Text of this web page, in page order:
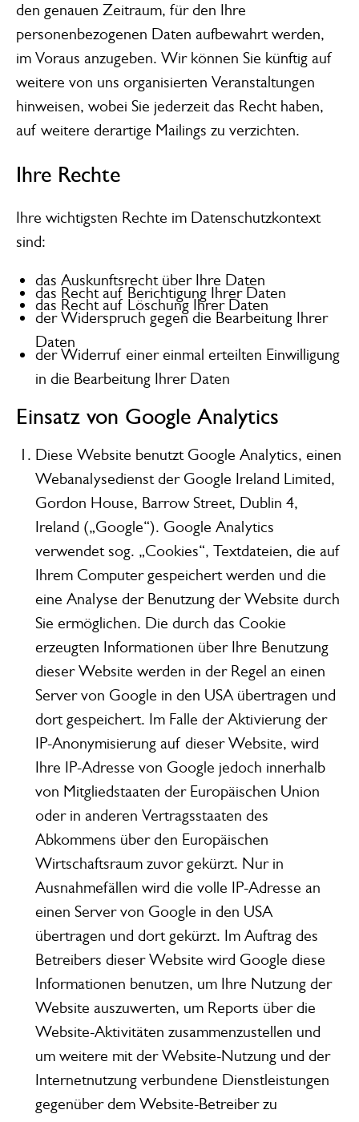
den genauen Zeitraum, für den Ihre
personenbezogenen Daten aufbewahrt werden,
im Voraus anzugeben. Wir können Sie künftig auf
weitere von uns organisierten Veranstaltungen
hinweisen, wobei Sie jederzeit das Recht haben,
auf weitere derartige Mailings zu verzichten.
Ihre Rechte
Ihre wichtigsten Rechte im Datenschutzkontext
sind:
das Auskunftsrecht über Ihre Daten
das Recht auf Berichtigung Ihrer Daten
das Recht auf Löschung Ihrer Daten
der Widerspruch gegen die Bearbeitung Ihrer
Daten
der Widerruf einer einmal erteilten Einwilligung
in die Bearbeitung Ihrer Daten
Einsatz von Google Analytics
Diese Website benutzt Google Analytics, einen
Webanalysedienst der Google Ireland Limited,
Gordon House, Barrow Street, Dublin 4,
Ireland („Google“). Google Analytics
verwendet sog. „Cookies“, Textdateien, die auf
Ihrem Computer gespeichert werden und die
eine Analyse der Benutzung der Website durch
Sie ermöglichen. Die durch das Cookie
erzeugten Informationen über Ihre Benutzung
dieser Website werden in der Regel an einen
Server von Google in den USA übertragen und
dort gespeichert. Im Falle der Aktivierung der
IP-Anonymisierung auf dieser Website, wird
Ihre IP-Adresse von Google jedoch innerhalb
von Mitgliedstaaten der Europäischen Union
oder in anderen Vertragsstaaten des
Abkommens über den Europäischen
Wirtschaftsraum zuvor gekürzt. Nur in
Ausnahmefällen wird die volle IP-Adresse an
einen Server von Google in den USA
übertragen und dort gekürzt. Im Auftrag des
Betreibers dieser Website wird Google diese
Informationen benutzen, um Ihre Nutzung der
Website auszuwerten, um Reports über die
Website-Aktivitäten zusammenzustellen und
um weitere mit der Website-Nutzung und der
Internetnutzung verbundene Dienstleistungen
gegenüber dem Website-Betreiber zu